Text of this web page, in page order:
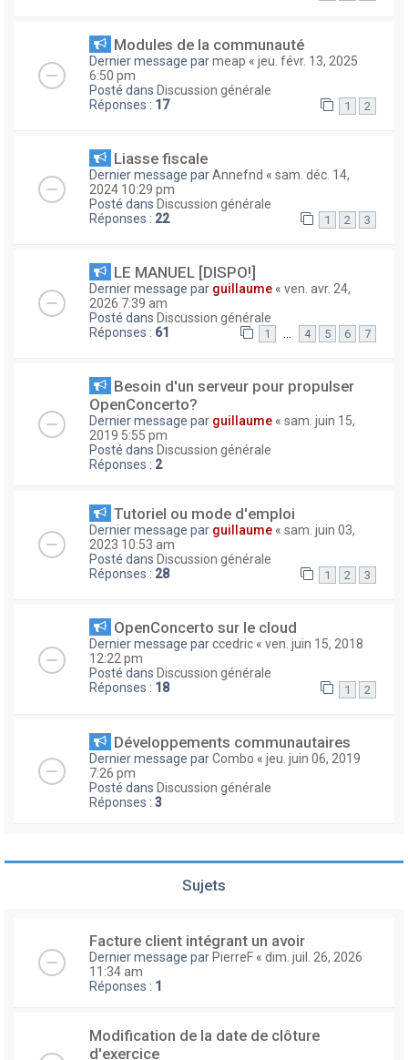
Modules de la communauté
Dernier message parmeap « jeu. févr. 13, 2025
6:50 pm
Posté dans Discussion générale
Réponses : 17 1 2
Liasse fiscale
Dernier message parAnnefnd « sam. déc. 14,
2024 10:29 pm
Posté dans Discussion générale
Réponses : 22 1 2 3
LE MANUEL [DISPO!]
Dernier message par guillaume « ven. avr. 24,
2026 7:39 am
Posté dans Discussion générale
Réponses : 61 1 … 4 5 6 7
Besoin d'un serveur pour propulser
OpenConcerto?
Dernier message par guillaume « sam. juin 15,
2019 5:55 pm
Posté dans Discussion générale
Réponses : 2
Tutoriel ou mode d'emploi
Dernier message par guillaume « sam. juin 03,
2023 10:53 am
Posté dans Discussion générale
Réponses : 28 1 2 3
OpenConcerto sur le cloud
Dernier message parccedric « ven. juin 15, 2018
12:22 pm
Posté dans Discussion générale
Réponses : 18 1 2
Développements communautaires
Dernier message parCombo « jeu. juin 06, 2019
7:26 pm
Posté dans Discussion générale
Réponses : 3
Sujets
Facture client intégrant un avoir
Dernier message parPierreF « dim. juil. 26, 2026
11:34 am
Réponses : 1
Modification de la date de clôture
d'exercice